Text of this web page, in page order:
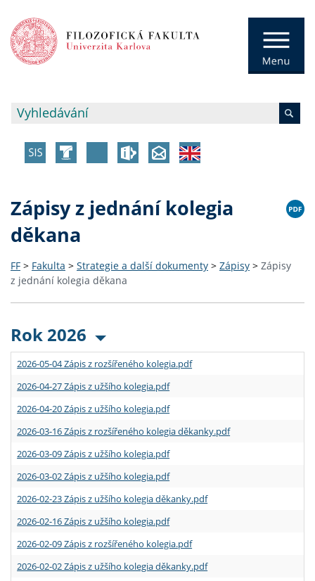
Zápisy z jednání kolegia
děkana
FF > Fakulta > Strategie a další dokumenty > Zápisy > Zápisy
z jednání kolegia děkana
Rok 2026
2026-05-04 Zápis z rozšířeného kolegia.pdf
2026-04-27 Zápis z užšího kolegia.pdf
2026-04-20 Zápis z užšího kolegia.pdf
2026-03-16 Zápis z rozšířeného kolegia děkanky.pdf
2026-03-09 Zápis z užšího kolegia.pdf
2026-03-02 Zápis z užšího kolegia.pdf
2026-02-23 Zápis z užšího kolegia děkanky.pdf
2026-02-16 Zápis z užšího kolegia.pdf
2026-02-09 Zápis z rozšířeného kolegia.pdf
2026-02-02 Zápis z užšího kolegia děkanky.pdf